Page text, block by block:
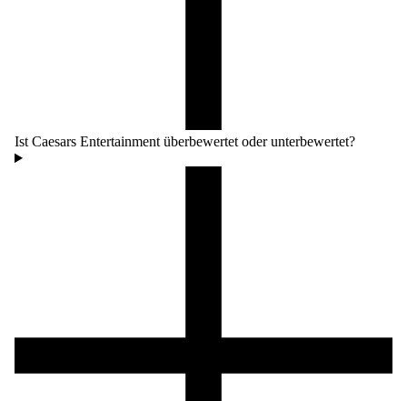
Ist Caesars Entertainment überbewertet oder unterbewertet?